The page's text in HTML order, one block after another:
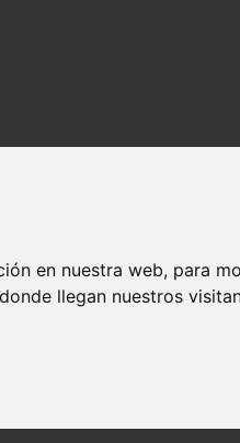
en nuestra web, para
llegan nuestros